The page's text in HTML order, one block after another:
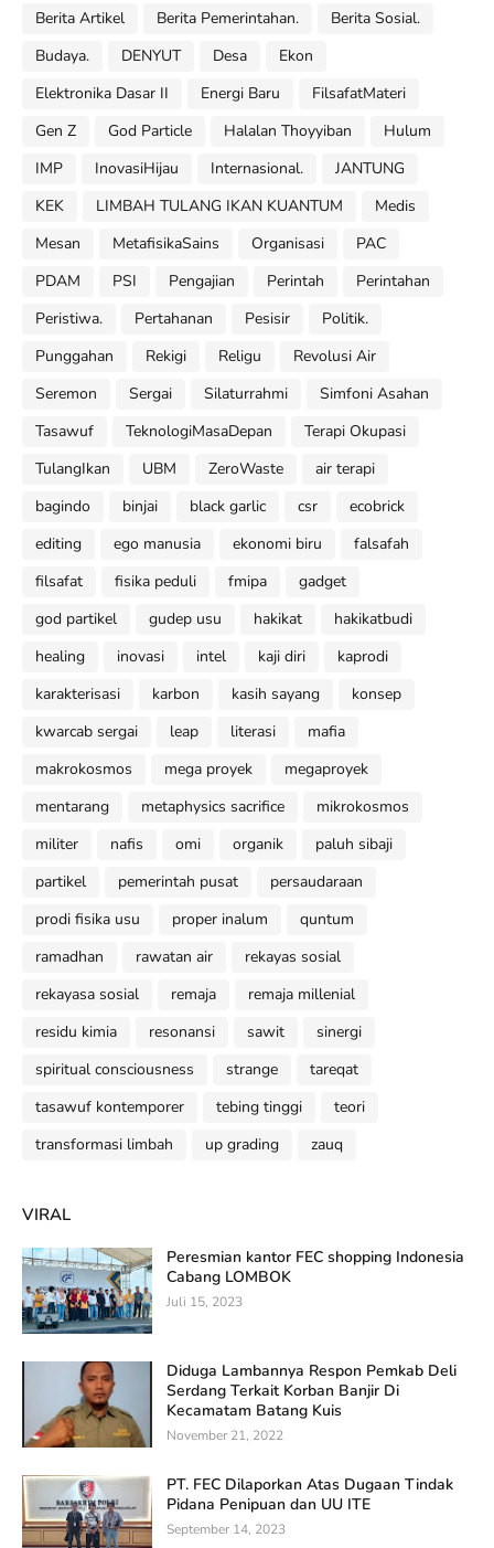
Berita Artikel
Berita Pemerintahan.
Berita Sosial.
Budaya.
DENYUT Desa
Ekon
Elektronika Dasar II
Energi Baru
FilsafatMateri
Gen Z
God Particle Halalan Thoyyiban
Hulum
IMP
InovasiHijau Internasional.
JANTUNG
KEK
LIMBAH TULANG IKAN KUANTUM
Medis
Mesan
MetafisikaSains Organisasi
PAC
PDAM
PSI Pengajian Perintah
Perintahan
Peristiwa.
Pertahanan Pesisir
Politik.
Punggahan
Rekigi Religu
Revolusi Air
Seremon
Sergai Silaturrahmi
Simfoni Asahan
Tasawuf
TeknologiMasaDepan
Terapi Okupasi
TulangIkan
UBM ZeroWaste
air terapi
bagindo
binjai black garlic csr
ecobrick
editing
ego manusia ekonomi biru
falsafah
filsafat
fisika peduli fmipa
gadget
god partikel
gudep usu hakikat
hakikatbudi
healing
inovasi intel kaji diri
kaprodi
karakterisasi
karbon kasih sayang
konsep
kwarcab sergai
leap literasi
mafia
makrokosmos
mega proyek
megaproyek
mentarang
metaphysics sacrifice
mikrokosmos
militer
nafis omi organik
paluh sibaji
partikel
pemerintah pusat
persaudaraan
prodi fisika usu
proper inalum
quntum
ramadhan
rawatan air
rekayas sosial
rekayasa sosial
remaja
remaja millenial
residu kimia
resonansi sawit
sinergi
spiritual consciousness
strange
tareqat
tasawuf kontemporer
tebing tinggi
teori
transformasi limbah
up grading zauq
VIRAL
Peresmian kantor FEC shopping Indonesia
Cabang LOMBOK
Juli 15, 2023
Diduga Lambannya Respon Pemkab Deli
Serdang Terkait Korban Banjir Di
Kecamatam Batang Kuis
November 21, 2022
PT. FEC Dilaporkan Atas Dugaan Tindak
Pidana Penipuan dan UU ITE
September 14, 2023